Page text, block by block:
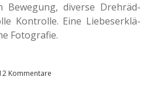
Bewe­gung, diver­se Dreh­räd­
Kon­trol­le. Eine Lie­bes­er­klä­
Fotografie.
Kommentare